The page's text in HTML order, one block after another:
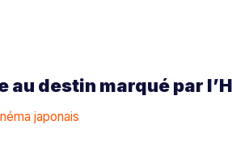
au destin marqué par
japonais